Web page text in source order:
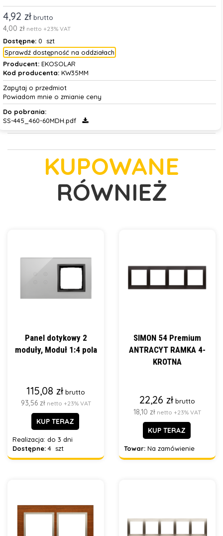
4,92 zł brutto
4,00 zł netto +23% VAT
Dostępne:0 szt
Sprawdź dostępność na oddziałach
Producent:EKOSOLAR
Kod producenta:KW35MM
Zapytaj o przedmiot
Powiadom mnie o zmianie ceny
Do pobrania:
SS-445_460-60MDH.pdf
KUPOWANE
RÓWNIEŻ
Panel dotykowy 2
moduły, Moduł 1:4 pola
115,08 zł brutto
93,56 zł netto +23% VAT
KUP TERAZ
Realizacja: do 3 dni
Dostępne:4 szt
SIMON 54 Premium
ANTRACYT RAMKA 4-
KROTNA
22,26 zł brutto
18,10 zł netto +23% VAT
KUP TERAZ
Towar: Na zamówienie